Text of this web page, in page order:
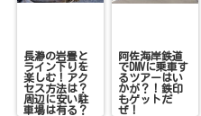
長瀞の岩畳と
ライン下りを
楽しむ！アク
セス方法は？
周辺に安い駐
車場は有る？
阿佐海岸鉄道
でDMVに乗車す
るツアーはい
かが？！鉄印
もゲットだ
ぜ！